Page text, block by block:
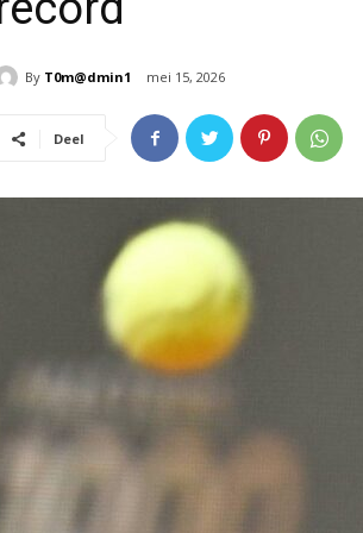
By T0m@dmin1 mei 15, 2026
Deel